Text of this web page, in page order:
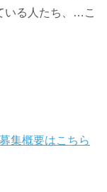
いる人たち、…こ
集概要はこちら